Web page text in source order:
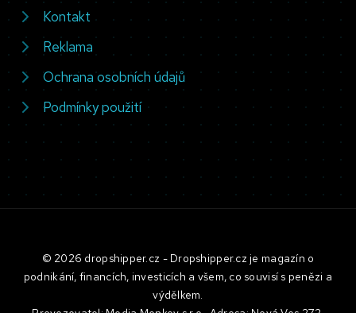
Kontakt
Reklama
Ochrana osobních údajů
Podmínky použití
© 2026 dropshipper.cz - Dropshipper.cz je magazín o
podnikání, financích, investicích a všem, co souvisí s penězi a
výdělkem.